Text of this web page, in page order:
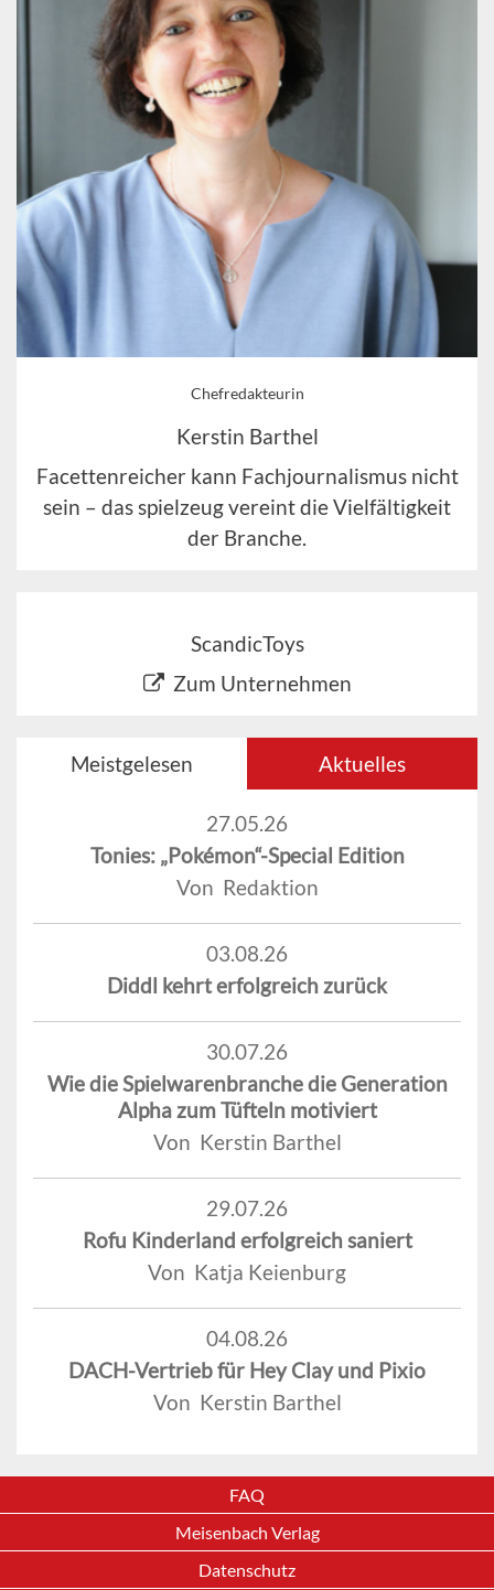
Chefredakteurin
Kerstin Barthel
Facettenreicher kann Fachjournalismus nicht
sein – das spielzeug vereint die Vielfältigkeit
der Branche.
ScandicToys
Zum Unternehmen
Meistgelesen Aktuelles
27.05.26
Tonies: „Pokémon“-Special Edition
Von Redaktion
03.08.26
Diddl kehrt erfolgreich zurück
30.07.26
Wie die Spielwarenbranche die Generation
Alpha zum Tüfteln motiviert
Von Kerstin Barthel
29.07.26
Rofu Kinderland erfolgreich saniert
Von Katja Keienburg
04.08.26
DACH-Vertrieb für Hey Clay und Pixio
Von Kerstin Barthel
FAQ
Meisenbach Verlag
Datenschutz